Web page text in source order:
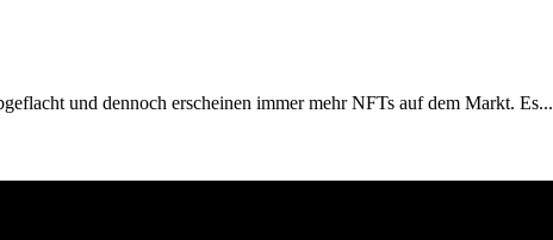
und dennoch erscheinen immer mehr NFTs auf dem Markt. Es...